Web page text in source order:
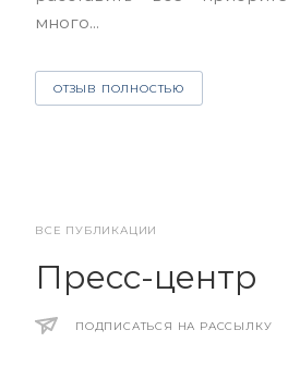
много...
ОТЗЫВ ПОЛНОСТЬЮ
ВСЕ ПУБЛИКАЦИИ
Пресс-центр
ПОДПИСАТЬСЯ НА РАССЫЛКУ